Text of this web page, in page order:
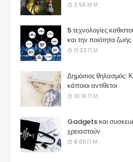
2:55 Μ.Μ.
5 τεχνολογίες
και την ποιότητα
11:23 Π.Μ.
Δημόσιος θηλασμός:
κάποιοι αντίθετοι
10:16 Π.Μ.
Gadgets και
χρειαστούν
8:00 Π.Μ.